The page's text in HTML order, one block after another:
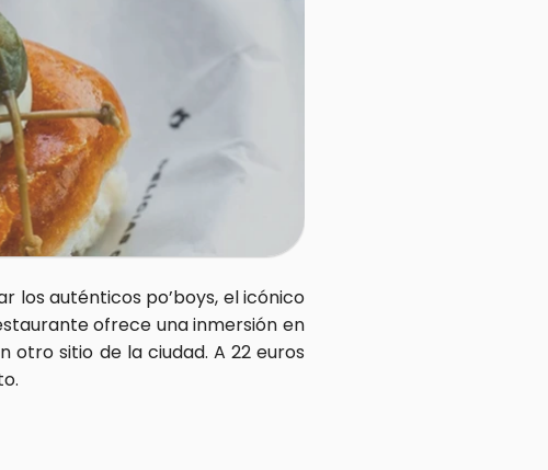
los auténticos po’boys, el icónico
ofrece una inmersión en
otro sitio de la ciudad. A 22 euros